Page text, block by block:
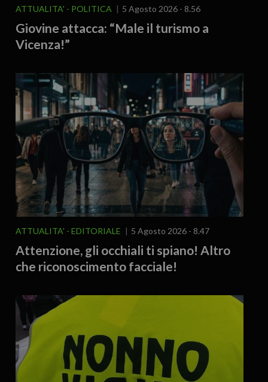
ATTUALITA' POLITICA 5 Agosto 2026 - 8.56
Giovine attacca: “Male il turismo a
Vicenza!”
ATTUALITA' EDITORIALE 5 Agosto 2026 - 8.47
Attenzione, gli occhiali ti spiano! Altro
che riconoscimento facciale!